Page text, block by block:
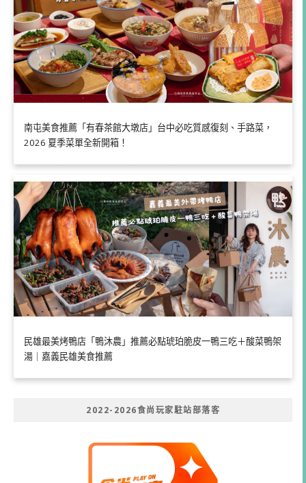
南屯美食推薦「有春茶館大墩店」台中必吃質感復刻、手路菜，
2026 夏季菜單全新開箱！
民雄最美烤鴨店「鴨沐農」推薦必點琥珀脆皮一鴨三吃＋酸菜鴨架
湯｜嘉義民雄美食推薦
2022-2026食尚玩家駐站部落客